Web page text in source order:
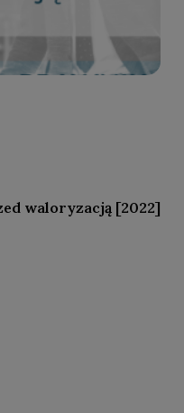
waloryzacją [2022]